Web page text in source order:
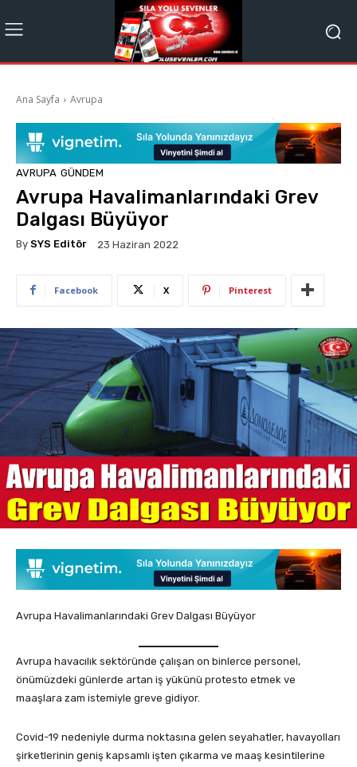
Ana Sayfa Avrupa
AVRUPA GÜNDEM
Avrupa Havalimanlarındaki Grev
Dalgası Büyüyor
By SYS Editör 23 Haziran 2022
Facebook X Pinterest
Avrupa Havalimanlarındaki Grev Dalgası Büyüyor
Avrupa havacılık sektöründe çalışan on binlerce personel,
önümüzdeki günlerde artan iş yükünü protesto etmek ve
maaşlara zam istemiyle greve gidiyor.
Covid-19 nedeniyle durma noktasına gelen seyahatler, havayolları
şirketlerinin geniş kapsamlı işten çıkarma ve maaş kesintilerine